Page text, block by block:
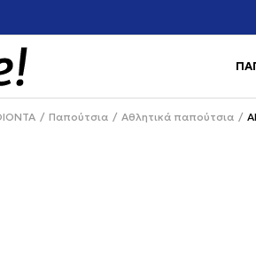
και κέρδισε -10% στην πρώτη σου αγορά
Παπούτσια Αθλητικά παπούτσια